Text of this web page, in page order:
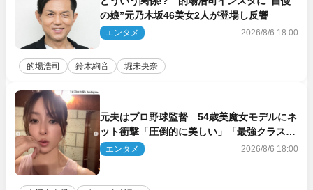
の娘”元乃木坂46美女2人が登場し反響
エンタメ 2026/8/6 18:00
的場浩司 鈴木絢音 堀未央奈
元夫はプロ野球監督 54歳美魔女モデルにネ
ット衝撃「圧倒的に美しい」「最強クラス」
「うっとり」
エンタメ 2026/8/6 18:00